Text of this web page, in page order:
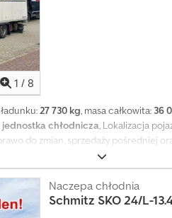
1 / 8
27 730 kg, masa całkowita: 36
jednostka chłodnicza, Lokalizacja
do zmian, sprzedaży pośredniej
Naczepa chłodnia
Schmitz SKO 24/L-